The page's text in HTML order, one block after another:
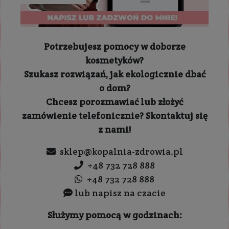
Potrzebujesz pomocy w doborze
kosmetyków?
Szukasz rozwiązań, jak ekologicznie dbać
o dom?
Chcesz porozmawiać lub złożyć
zamówienie telefonicznie? Skontaktuj się
z nami!
sklep@kopalnia-zdrowia.pl
+48 732 728 888
+48 732 728 888
lub napisz na czacie
Służymy pomocą w godzinach: